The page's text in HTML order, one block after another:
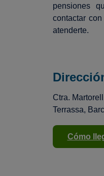
pensiones
contactar
atenderte.
Ctra.
Terrassa,
Cómo